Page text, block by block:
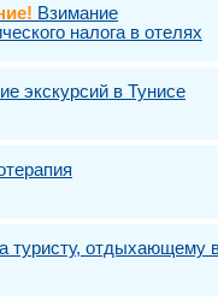
Взимание
налога в отелях
экскурсий в Тунисе
туристу, отдыхающему